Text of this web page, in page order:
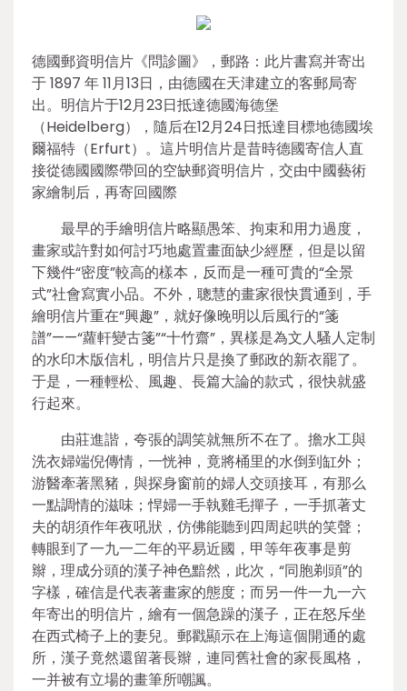
德國郵資明信片《問診圖》，郵路：此片書寫并寄出
于 1897 年 11月13日，由德國在天津建立的客郵局寄
出。明信片于12月23日抵達德國海德堡
（Heidelberg），隨后在12月24日抵達目標地德國埃
爾福特（Erfurt）。這片明信片是昔時德國寄信人直
接從德國國際帶回的空缺郵資明信片，交由中國藝術
家繪制后，再寄回國際
最早的手繪明信片略顯愚笨、拘束和用力過度，
畫家或許對如何討巧地處置畫面缺少經歷，但是以留
下幾件“密度”較高的樣本，反而是一種可貴的“全景
式”社會寫實小品。不外，聰慧的畫家很快貫通到，手
繪明信片重在“興趣”，就好像晚明以后風行的“箋
譜”——“蘿軒變古箋”“十竹齋”，異樣是為文人騷人定制
的水印木版信札，明信片只是換了郵政的新衣罷了。
于是，一種輕松、風趣、長篇大論的款式，很快就盛
行起來。
由莊進諧，夸張的調笑就無所不在了。擔水工與
洗衣婦端倪傳情，一恍神，竟將桶里的水倒到缸外；
游醫牽著黑豬，與探身窗前的婦人交頭接耳，有那么
一點調情的滋味；悍婦一手執雞毛撣子，一手抓著丈
夫的胡須作年夜吼狀，仿佛能聽到四周起哄的笑聲；
轉眼到了一九一二年的平易近國，甲等年夜事是剪
辮，理成分頭的漢子神色黯然，此次，“同胞剃頭”的
字樣，確信是代表著畫家的態度；而另一件一九一六
年寄出的明信片，繪有一個急躁的漢子，正在怒斥坐
在西式椅子上的妻兒。郵戳顯示在上海這個開通的處
所，漢子竟然還留著長辮，連同舊社會的家長風格，
一并被有立場的畫筆所嘲諷。